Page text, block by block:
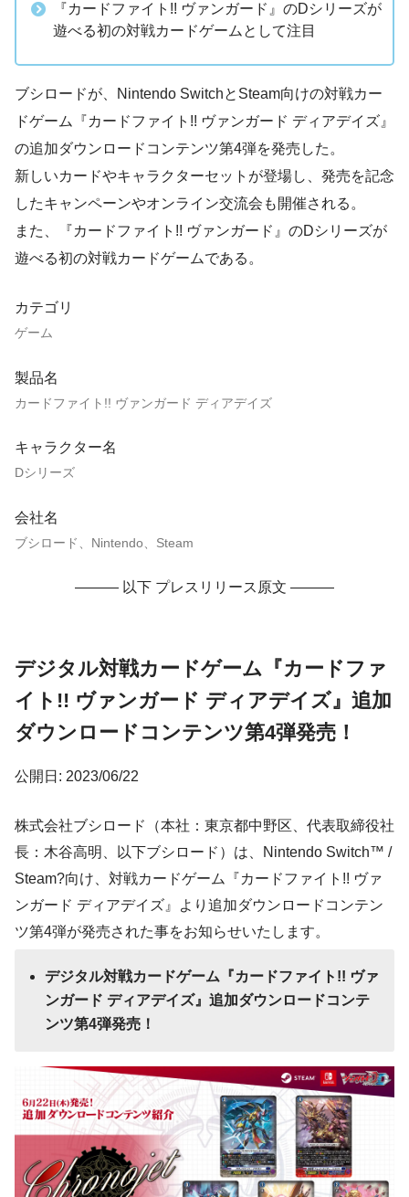
『カードファイト!! ヴァンガード』のDシリーズが
遊べる初の対戦カードゲームとして注目
ブシロードが、Nintendo SwitchとSteam向けの対戦カー
ドゲーム『カードファイト!! ヴァンガード ディアデイズ』
の追加ダウンロードコンテンツ第4弾を発売した。
新しいカードやキャラクターセットが登場し、発売を記念
したキャンペーンやオンライン交流会も開催される。
また、『カードファイト!! ヴァンガード』のDシリーズが
遊べる初の対戦カードゲームである。
カテゴリ
ゲーム
製品名
カードファイト!! ヴァンガード ディアデイズ
キャラクター名
Dシリーズ
会社名
ブシロード、Nintendo、Steam
——— 以下 プレスリリース原文 ———
デジタル対戦カードゲーム『カードファ
イト!! ヴァンガード ディアデイズ』追加
ダウンロードコンテンツ第4弾発売！
公開日: 2023/06/22
株式会社ブシロード（本社：東京都中野区、代表取締役社
長：木谷高明、以下ブシロード）は、Nintendo Switch™ /
Steam?向け、対戦カードゲーム『カードファイト!! ヴァ
ンガード ディアデイズ』より追加ダウンロードコンテン
ツ第4弾が発売された事をお知らせいたします。
デジタル対戦カードゲーム『カードファイト!! ヴァ
ンガード ディアデイズ』追加ダウンロードコンテ
ンツ第4弾発売！